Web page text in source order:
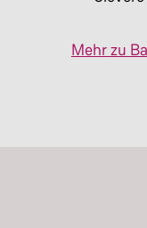
Mehr zu